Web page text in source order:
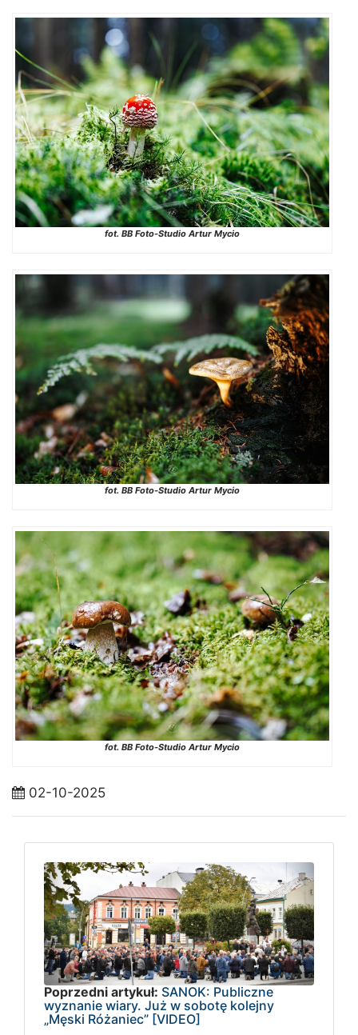
fot. BB Foto-Studio Artur Mycio
fot. BB Foto-Studio Artur Mycio
fot. BB Foto-Studio Artur Mycio
02-10-2025
Poprzedni artykuł: SANOK: Publiczne
wyznanie wiary. Już w sobotę kolejny
„Męski Różaniec” [VIDEO]